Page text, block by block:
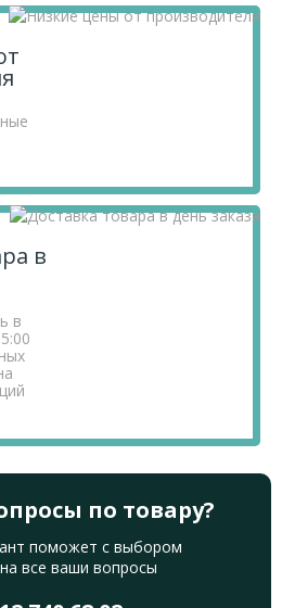
в
в
по товару?
поможет с выбором
все ваши вопросы